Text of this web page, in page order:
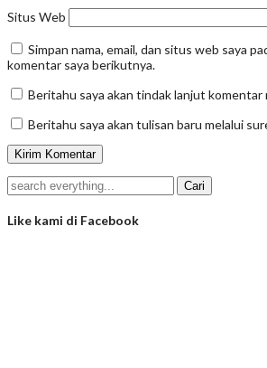
Situs Web
Simpan nama, email, dan situs web saya
komentar saya berikutnya.
Beritahu saya akan tindak lanjut komentar
Beritahu saya akan tulisan baru melalui
Like kami di Facebook